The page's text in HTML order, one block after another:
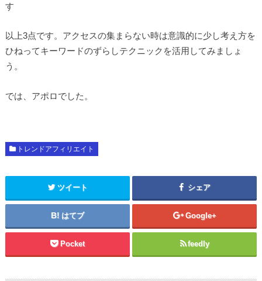
す
以上3点です。アクセスの集まらない時は意識的に少し考え方を
ひねってキーワードのずらしテクニックを活用してみましょ
う。
では、アポロでした。
トレンドアフィリエイト
ツイート シェア
はてブ Google+
Pocket feedly